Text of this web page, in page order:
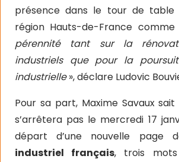
présence dans le tour de table
région Hauts-de-France comme
pérennité tant sur la
industriels que pour la
industrielle», déclare Ludovic
Pour sa part, Maxime Savaux
s’arrêtera pas le mercredi 17
départ d’une nouvelle page
industriel français, trois